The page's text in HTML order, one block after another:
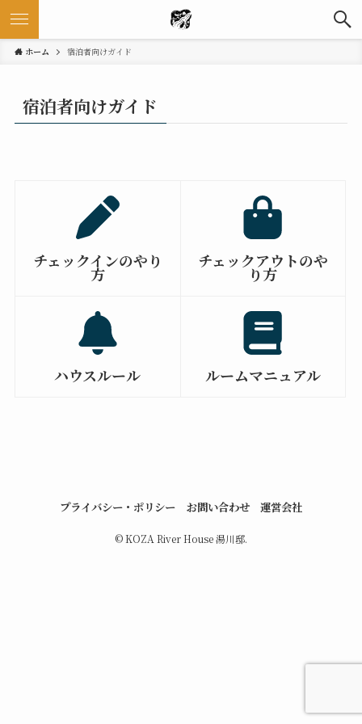
ホーム 宿泊者向けガイド
宿泊者向けガイド
チェックインのやり
方
チェックアウトのや
り方
ハウスルール ルームマニュアル
プライバシー・ポリシー お問い合わせ 運営会社
©KOZA River House 湯川邸.